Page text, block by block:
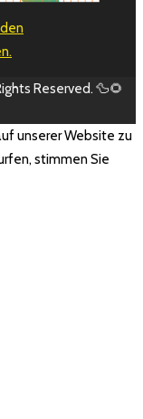
Reserved. 🦆🌻
unserer Website zu
stimmen Sie